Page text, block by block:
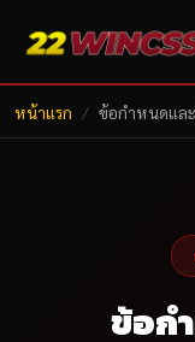
หน้าแรก ข้อกำหนดและ
ข้อก